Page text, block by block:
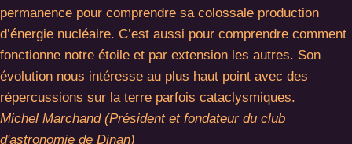
permanence pour comprendre sa colossale production
d’énergie nucléaire. C’est aussi pour comprendre comment
fonctionne notre étoile et par extension les autres. Son
évolution nous intéresse au plus haut point avec des
répercussions sur la terre parfois cataclysmiques.
Michel Marchand (Président et fondateur du club
d'astronomie de Dinan)